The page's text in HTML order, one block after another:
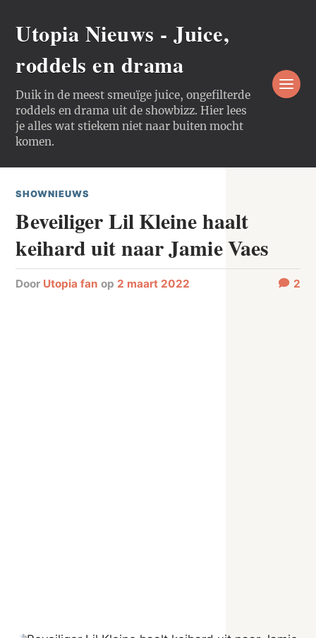
Utopia Nieuws - Juice,
roddels en drama
Duik in de meest smeuïge juice, ongefilterde
roddels en drama uit de showbizz. Hier lees
je alles wat stiekem niet naar buiten mocht
komen.
SHOWNIEUWS
Beveiliger Lil Kleine haalt
keihard uit naar Jamie Vaes
door Utopia fan op 2 maart 2022 2